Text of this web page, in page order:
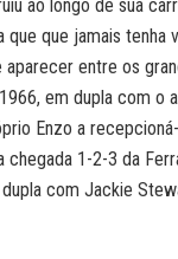
ao longo de sua
que jamais tenha
entre os
em dupla com o
Enzo a
1-2-3 da
com Jackie